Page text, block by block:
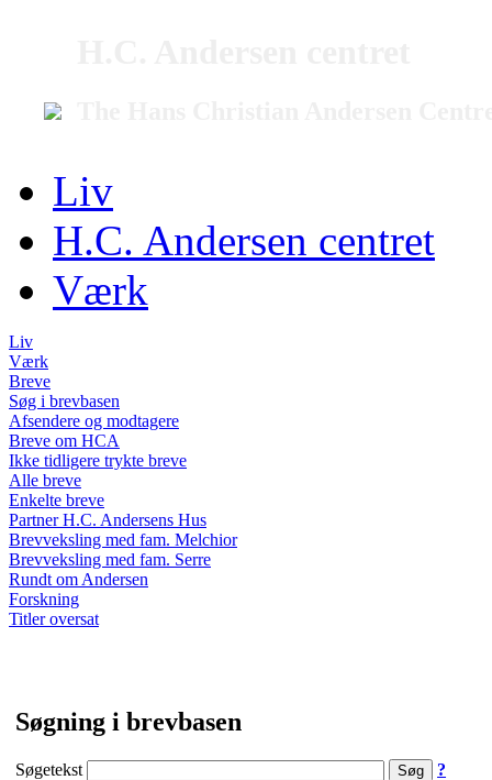
Liv
H.C. Andersen centret
Værk
Liv
Værk
Breve
Søg i brevbasen
Afsendere og modtagere
Breve om HCA
Ikke tidligere trykte breve
Alle breve
Enkelte breve
Partner H.C. Andersens Hus
Brevveksling med fam. Melchior
Brevveksling med fam. Serre
Rundt om Andersen
Forskning
Titler oversat
Søgning i brevbasen
Søgetekst ?